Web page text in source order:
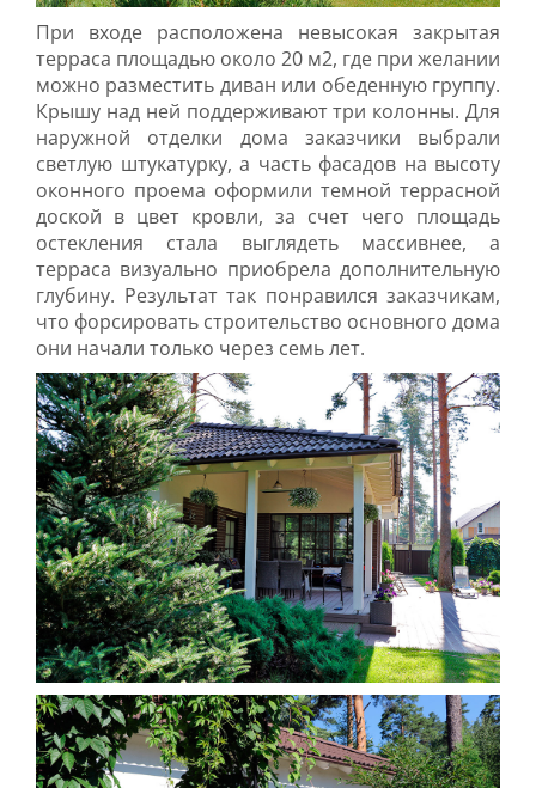
При входе расположена невысокая закрытая
терраса площадью около 20 м2, где при желании
можно разместить диван или обеденную группу.
Крышу над ней поддерживают три колонны. Для
наружной отделки дома заказчики выбрали
светлую штукатурку, а часть фасадов на высоту
оконного проема оформили темной террасной
доской в цвет кровли, за счет чего площадь
остекления стала выглядеть массивнее, а
терраса визуально приобрела дополнительную
глубину. Результат так понравился заказчикам,
что форсировать строительство основного дома
они начали только через семь лет.